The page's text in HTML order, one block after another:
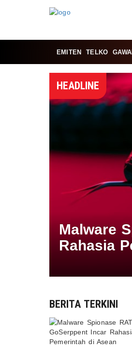
EMITEN TELKO GAWAI
HEADLINE
Malware
Rahasia
BERITA TERKINI